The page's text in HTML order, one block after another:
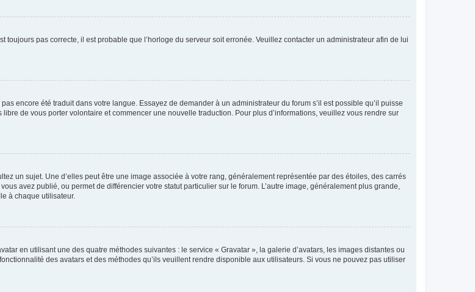
toujours pas correcte, il est probable que l’horloge du serveur soit erronée. Veuillez contacter un administrateur afin de lui
encore été traduit dans votre langue. Essayez de demander à un administrateur du forum s’il est possible qu’il puisse
de vous porter volontaire et commencer une nouvelle traduction. Pour plus d’informations, veuillez vous rendre sur
un sujet. Une d’elles peut être une image associée à votre rang, généralement représentée par des étoiles, des carrés
avez publié, ou permet de différencier votre statut particulier sur le forum. L’autre image, généralement plus grande,
à chaque utilisateur.
en utilisant une des quatre méthodes suivantes : le service « Gravatar », la galerie d’avatars, les images distantes ou
des avatars et des méthodes qu’ils veuillent rendre disponible aux utilisateurs. Si vous ne pouvez pas utiliser